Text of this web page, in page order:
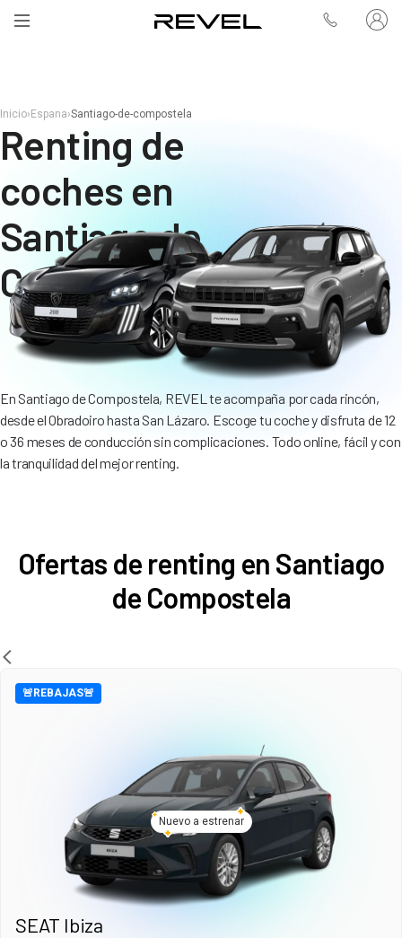
Inicio› Espana›Santiago-de-compostela
Renting de
coches en
Santiago de
Compostela
En Santiago de Compostela, REVEL te acompaña por cada rincón,
desde el Obradoiro hasta San Lázaro. Escoge tu coche y disfruta de 12
o 36 meses de conducción sin complicaciones. Todo online, fácil y con
la tranquilidad del mejor renting.
Ofertas de renting en Santiago
de Compostela
🚨REBAJAS🚨
Nuevo a estrenar
SEAT Ibiza